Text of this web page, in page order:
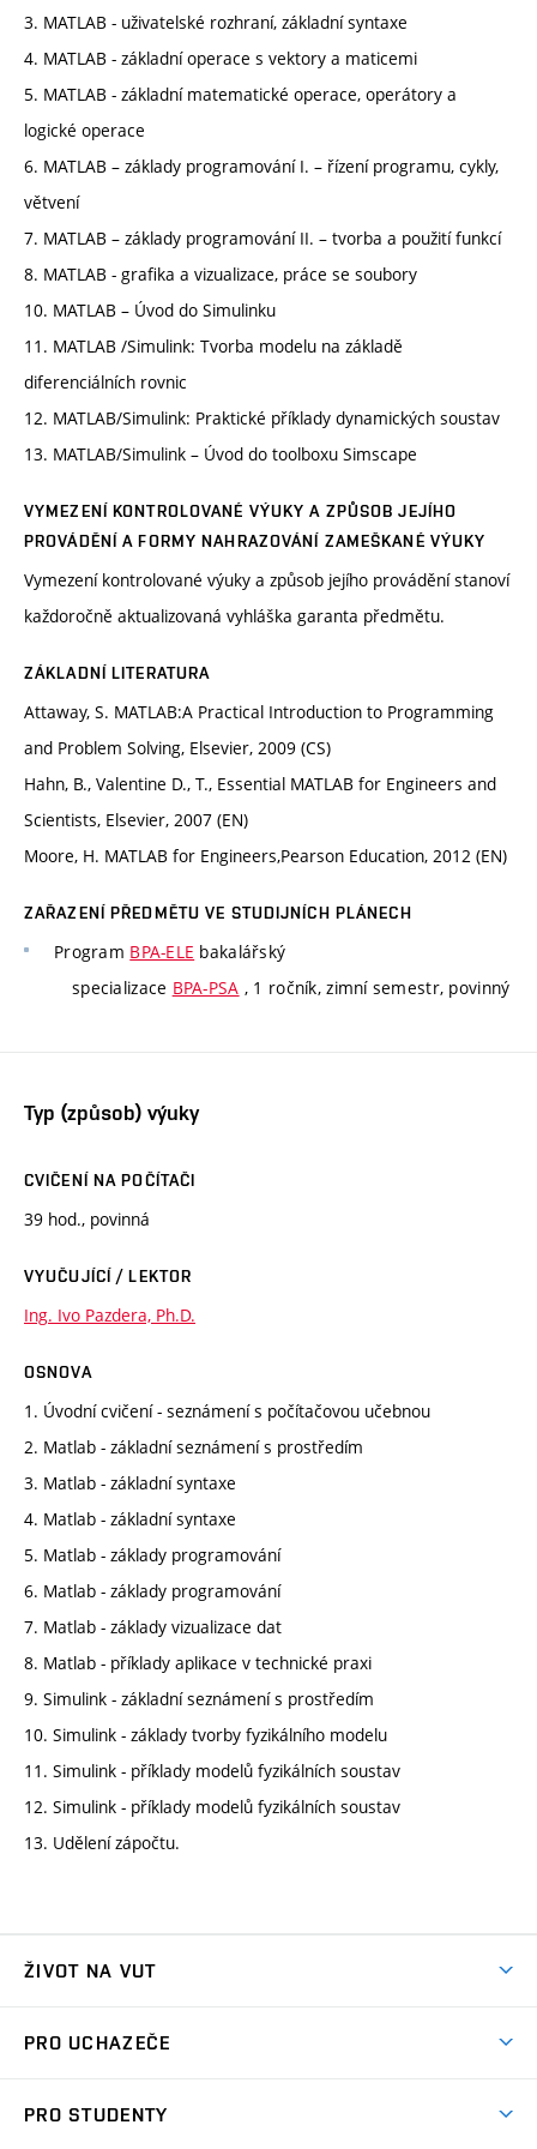
3. MATLAB - uživatelské rozhraní, základní syntaxe
4. MATLAB - základní operace s vektory a maticemi
5. MATLAB - základní matematické operace, operátory a
logické operace
6. MATLAB – základy programování I. – řízení programu, cykly,
větvení
7. MATLAB – základy programování II. – tvorba a použití funkcí
8. MATLAB - grafika a vizualizace, práce se soubory
10. MATLAB – Úvod do Simulinku
11. MATLAB /Simulink: Tvorba modelu na základě
diferenciálních rovnic
12. MATLAB/Simulink: Praktické příklady dynamických soustav
13. MATLAB/Simulink – Úvod do toolboxu Simscape
VYMEZENÍ KONTROLOVANÉ VÝUKY A ZPŮSOB JEJÍHO
PROVÁDĚNÍ A FORMY NAHRAZOVÁNÍ ZAMEŠKANÉ VÝUKY
Vymezení kontrolované výuky a způsob jejího provádění stanoví
každoročně aktualizovaná vyhláška garanta předmětu.
ZÁKLADNÍ LITERATURA
Attaway, S. MATLAB:A Practical Introduction to Programming
and Problem Solving, Elsevier, 2009 (CS)
Hahn, B., Valentine D., T., Essential MATLAB for Engineers and
Scientists, Elsevier, 2007 (EN)
Moore, H. MATLAB for Engineers,Pearson Education, 2012 (EN)
ZAŘAZENÍ PŘEDMĚTU VE STUDIJNÍCH PLÁNECH
Program BPA-ELE bakalářský
specializace BPA-PSA , 1 ročník, zimní semestr, povinný
Typ (způsob) výuky
CVIČENÍ NA POČÍTAČI
39 hod., povinná
VYUČUJÍCÍ / LEKTOR
Ing. Ivo Pazdera, Ph.D.
OSNOVA
1. Úvodní cvičení - seznámení s počítačovou učebnou
2. Matlab - základní seznámení s prostředím
3. Matlab - základní syntaxe
4. Matlab - základní syntaxe
5. Matlab - základy programování
6. Matlab - základy programování
7. Matlab - základy vizualizace dat
8. Matlab - příklady aplikace v technické praxi
9. Simulink - základní seznámení s prostředím
10. Simulink - základy tvorby fyzikálního modelu
11. Simulink - příklady modelů fyzikálních soustav
12. Simulink - příklady modelů fyzikálních soustav
13. Udělení zápočtu.
ŽIVOT NA VUT
Koleje
PRO UCHAZEČE
PRO STUDENTY